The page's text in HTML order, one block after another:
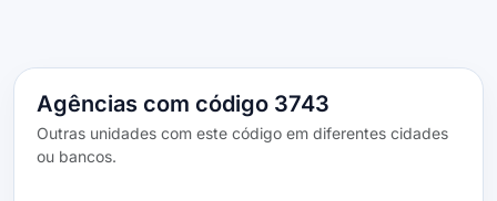
Agências com código 3743
Outras unidades com este código em diferentes cidades
ou bancos.